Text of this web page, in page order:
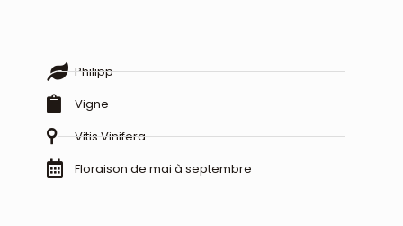
Philipp
Vigne
Vitis Vinifera
Floraison de mai à septembre